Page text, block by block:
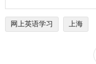
网上英语学习 上海